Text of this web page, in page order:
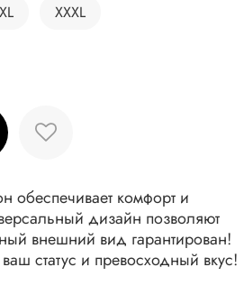
XXXL
обеспечивает комфорт и
дизайн позволяют
внешний вид гарантирован!
статус и превосходный вкус!